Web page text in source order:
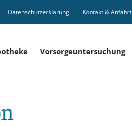
Datenschutzerklärung Kontakt & Anfahrt
Vorsorgeuntersuchung